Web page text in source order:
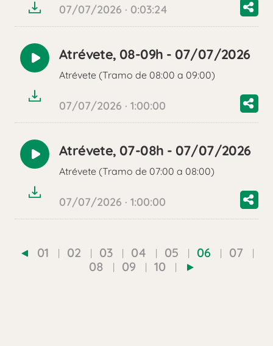
07/07/2026 · 0:03:24
Reproducir
audio
Atrévete, 08-09h - 07/07/2026
Atrévete (Tramo de 08:00 a 09:00)
07/07/2026 · 1:00:00
Reproducir
audio
Atrévete, 07-08h - 07/07/2026
Atrévete (Tramo de 07:00 a 08:00)
07/07/2026 · 1:00:00
01 02 03 04 05 06
07
08
09 10